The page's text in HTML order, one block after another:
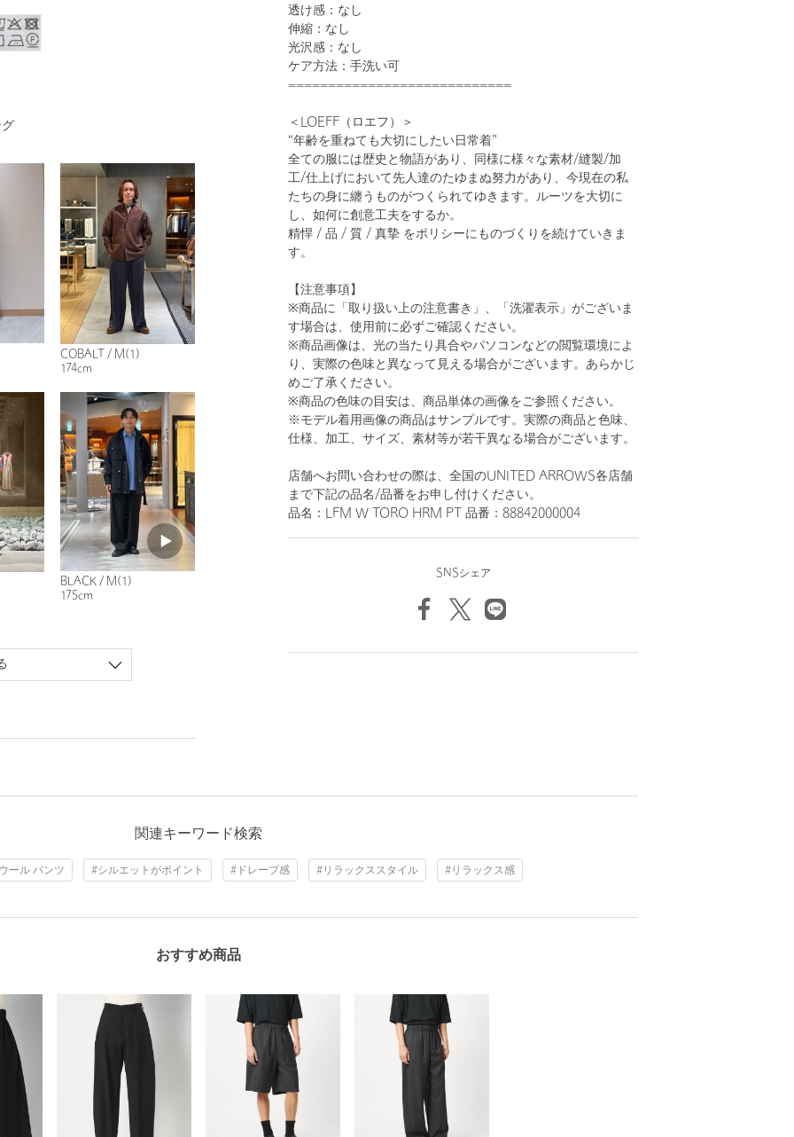
透け感：なし
伸縮：なし
光沢感：なし
ケア方法：手洗い可
============================
＜LOEFF（ロエフ）＞
“年齢を重ねても大切にしたい日常着”
全ての服には歴史と物語があり、同様に様々な素材/縫製/加
工/仕上げにおいて先人達のたゆまぬ努力があり、今現在の私
たちの身に纏うものがつくられてゆきます。ルーツを大切に
し、如何に創意工夫をするか。
精悍 / 品 / 質 / 真摯 をポリシーにものづくりを続けていきま
す。
【注意事項】
※商品に「取り扱い上の注意書き」、「洗濯表示」がございま
す場合は、使用前に必ずご確認ください。
※商品画像は、光の当たり具合やパソコンなどの閲覧環境によ
り、実際の色味と異なって見える場合がございます。あらかじ
めご了承ください。
※商品の色味の目安は、商品単体の画像をご参照ください。
※モデル着用画像の商品はサンプルです。実際の商品と色味、
仕様、加工、サイズ、素材等が若干異なる場合がございます。
店舗へお問い合わせの際は、全国のUNITED ARROWS各店舗
まで下記の品名/品番をお申し付けください。
品名：LFM W TORO HRM PT 品番：88842000004
SNSシェア
COBALT / M(1)
174cm
BLACK / M(1)
175cm
関連キーワード検索
ール パンツ #シルエットがポイント #ドレープ感 #リラックススタイル #リラックス感
おすすめ商品
BLACK